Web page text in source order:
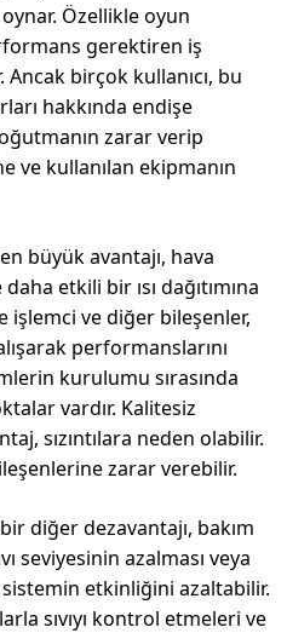
Özellikle oyun
gerektiren iş
birçok kullanıcı, bu
hakkında endişe
zarar verip
ve kullanılan ekipmanın
büyük avantajı, hava
etkili bir ısı dağıtımına
işlemci ve diğer bileşenler,
performanslarını
kurulumu sırasında
vardır. Kalitesiz
sızıntılara neden olabilir.
zarar verebilir.
diğer dezavantajı, bakım
seviyesinin azalması veya
sistemin etkinliğini azaltabilir.
sıvıyı kontrol etmeleri ve